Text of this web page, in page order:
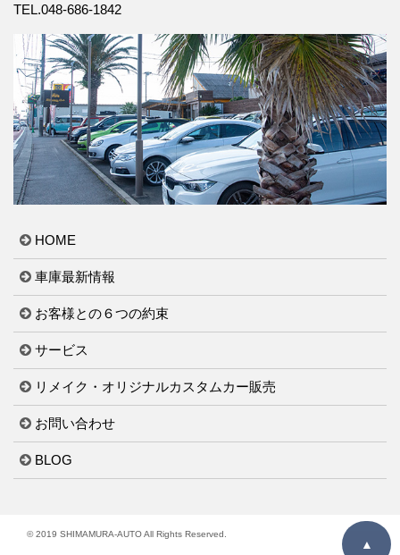
TEL.048-686-1842
HOME
車庫最新情報
お客様との６つの約束
サービス
リメイク・オリジナルカスタムカー販売
お問い合わせ
BLOG
© 2019 SHIMAMURA-AUTO All Rights Reserved.
▲